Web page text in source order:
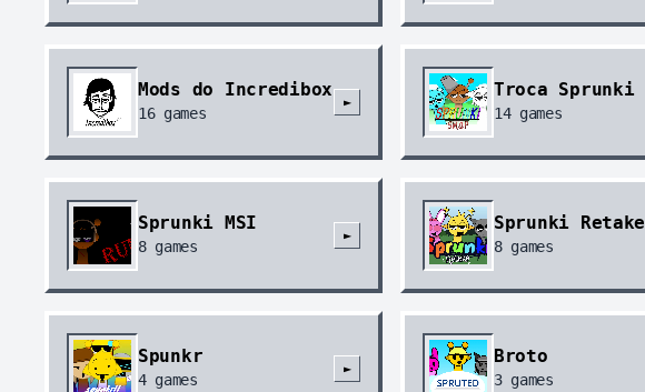
Mods do Incredibox
16games
►
Troca Sprunki
14games
Sprunki MSI
8games
►
Sprunki Retake
8games
Spunkr
4games
►
Broto
3games